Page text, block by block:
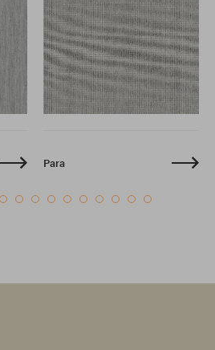
Para